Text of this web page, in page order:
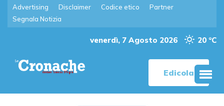
Advertising Disclaimer Codice etico
Partner
Segnala Notizia
venerdì, 7 Agosto 2026 20 °C
Edicola